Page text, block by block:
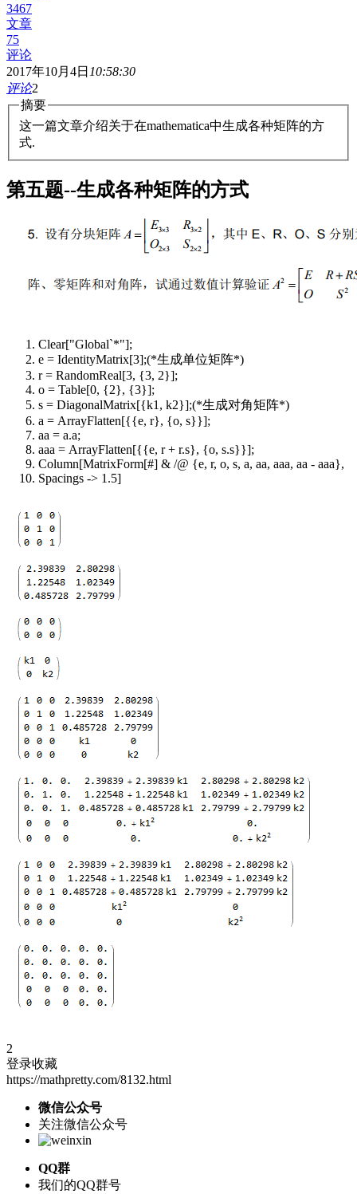
3467
文章
75
评论
2017年10月4日 10:58:30
评论2
摘要
这一篇文章介绍关于在mathematica中生成各种矩阵的方
式.
第五题--生成各种矩阵的方式
Clear["Global`*"];
e = IdentityMatrix[3];(*生成单位矩阵*)
r = RandomReal[3, {3, 2}];
o = Table[0, {2}, {3}];
s = DiagonalMatrix[{k1, k2}];(*生成对角矩阵*)
a = ArrayFlatten[{{e, r}, {o, s}}];
aa = a.a;
aaa = ArrayFlatten[{{e, r + r.s}, {o, s.s}}];
Column[MatrixForm[#] & /@ {e, r, o, s, a, aa, aaa, aa - aaa},
Spacings -> 1.5]
2
登录收藏
https://mathpretty.com/8132.html
微信公众号
关注微信公众号
QQ群
我们的QQ群号